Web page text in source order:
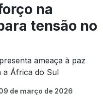
na
tensão no
ameaça à paz
a África do Sul
de março de 2026